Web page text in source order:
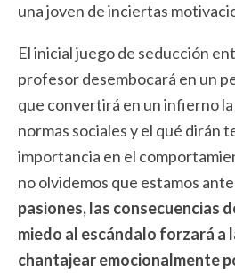
una joven de inciertas
El inicial juego de seducción
profesor desembocará en un
que convertirá en un infierno
normas sociales y el qué dirán
importancia en el
no olvidemos que estamos
pasiones, las consecuencias
miedo al escándalo forzará a
chantajear emocionalmente